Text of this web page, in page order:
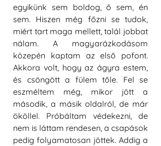
egyikünk sem boldog, ő sem, én
sem. Hiszen még főzni se tudok,
miért tart maga mellett, talál jobbat
nálam. A magyarázkodásom
közepén kaptam az első pofont.
Akkora volt, hogy az ágyra estem,
és csöngött a fülem tőle. Fel se
eszméltem még, mikor jött a
második, a másik oldalról, de már
ököllel. Próbáltam védekezni, de
nem is láttam rendesen, a csapások
pedig folyamatosan jöttek. Addig a